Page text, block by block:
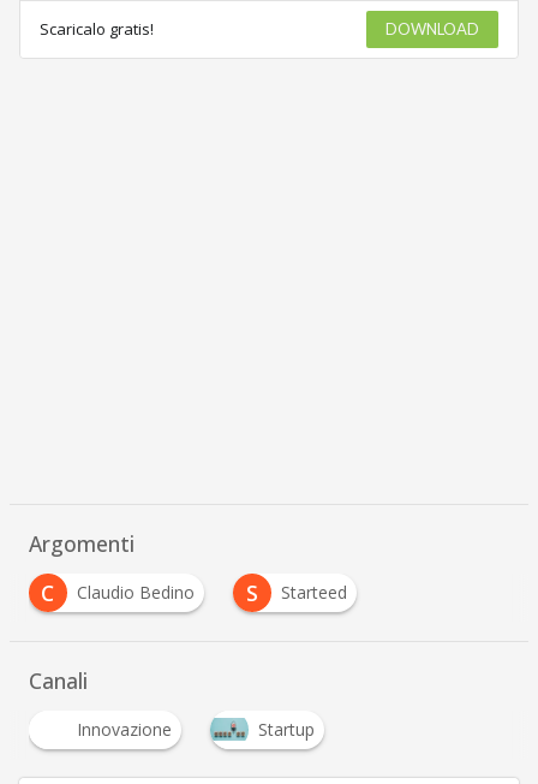
Scaricalo gratis! DOWNLOAD
Argomenti
C
Claudio Bedino S Starteed
Canali
Innovazione Startup